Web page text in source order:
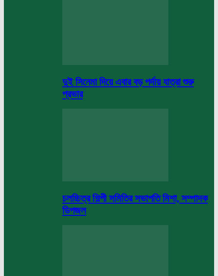
দুই সিনেমা দিয়ে এবার বড় পর্দায় যাত্রা শুরু
প্রভার
চলচ্চিত্র শিল্পী সমিতির সভাপতি মিশা, সম্পাদক
ডিপজল